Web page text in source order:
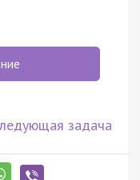
задача